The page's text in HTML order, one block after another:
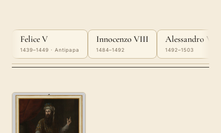
Felice V
1439–1449 · Antipapa
Innocenzo VIII
1484–1492
Alessandro VI
1492–1503